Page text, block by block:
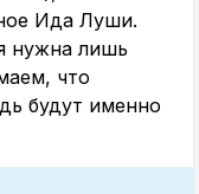
Ида Луши.
нужна лишь
что
будут именно